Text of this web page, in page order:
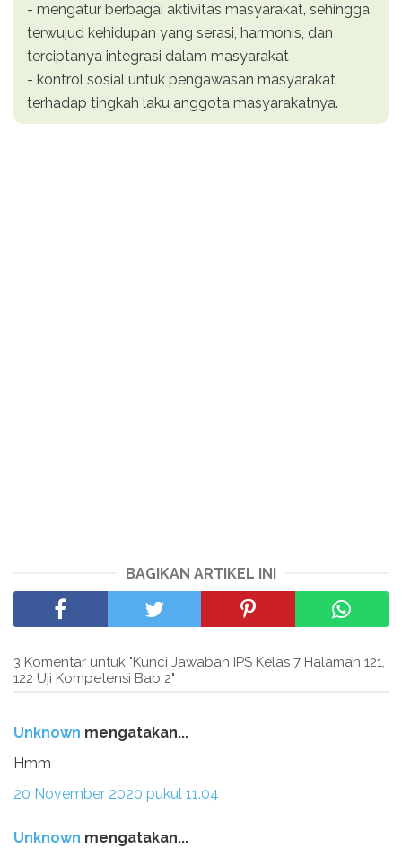
- mengatur berbagai aktivitas masyarakat, sehingga
terwujud kehidupan yang serasi, harmonis, dan
terciptanya integrasi dalam masyarakat
- kontrol sosial untuk pengawasan masyarakat
terhadap tingkah laku anggota masyarakatnya.
BAGIKAN ARTIKEL INI
3 Komentar untuk "Kunci Jawaban IPS Kelas 7 Halaman 121,
122 Uji Kompetensi Bab 2"
Unknown mengatakan...
Hmm
20 November 2020 pukul 11.04
Unknown mengatakan...